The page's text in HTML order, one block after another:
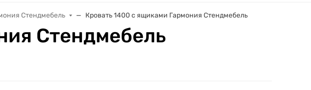
Стендмебель Кровать 1400 с ящиками Гармония Стендмебель
Стендмебель